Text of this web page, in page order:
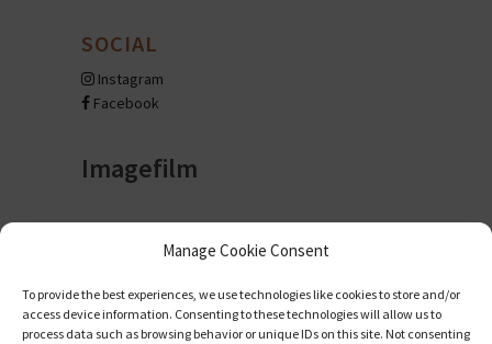
Manage Cookie Consent
To provide the best experiences, we use technologies like cookies to store and/or
access device information. Consenting to these technologies will allow us to
process data such as browsing behavior or unique IDs on this site. Not consenting
SOCIAL
Instagram
Facebook
Imagefilm